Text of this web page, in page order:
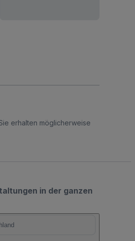
erhalten möglicherweise
in der ganzen